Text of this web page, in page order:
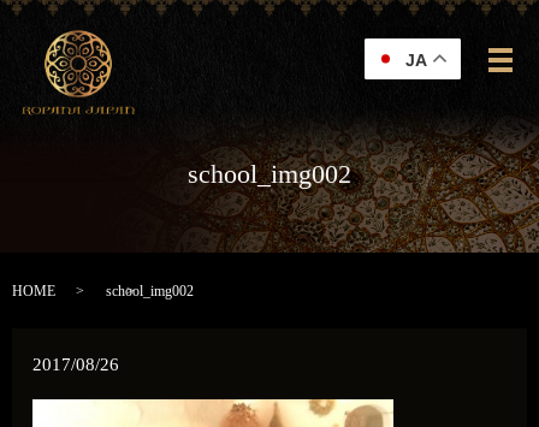
JA メ
school_img002
HOME school_img002
2017/08/26